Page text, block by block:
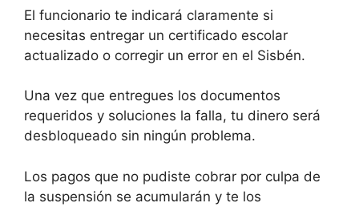
El funcionario te indicará claramente si
necesitas entregar un certificado escolar
actualizado o corregir un error en el Sisbén.
Una vez que entregues los documentos
requeridos y soluciones la falla, tu dinero será
desbloqueado sin ningún problema.
Los pagos que no pudiste cobrar por culpa de
la suspensión se acumularán y te los